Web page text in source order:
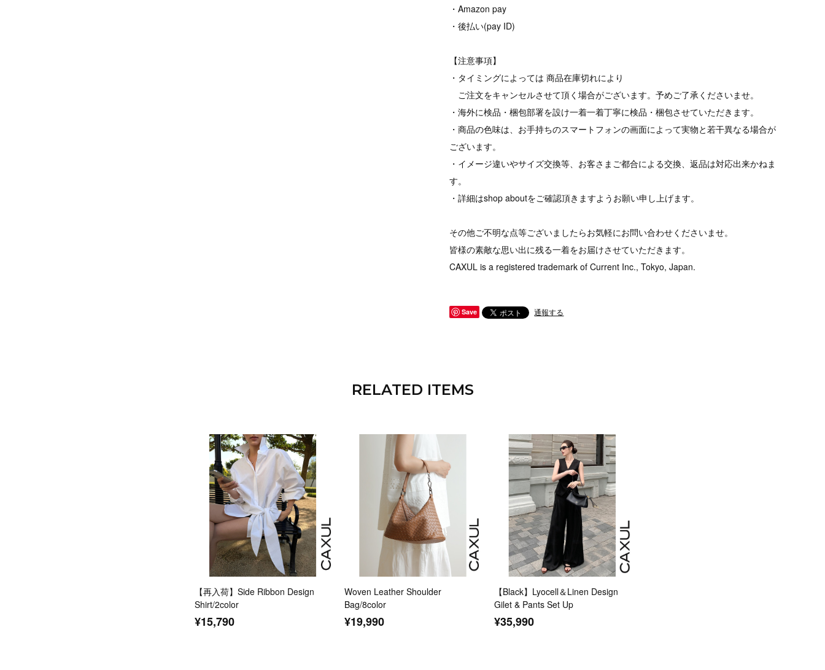
・Amazon pay
・後払い(pay ID)
【注意事項】
・タイミングによっては 商品在庫切れにより
ご注文をキャンセルさせて頂く場合がございます。予めご了承くださいませ。
・海外に検品・梱包部署を設け一着一着丁寧に検品・梱包させていただきます。
・商品の色味は、お手持ちのスマートフォンの画面によって実物と若干異なる場合が
ございます。
・イメージ違いやサイズ交換等、お客さまご都合による交換、返品は対応出来かねま
す。
・詳細はshop aboutをご確認頂きますようお願い申し上げます。
その他ご不明な点等ございましたらお気軽にお問い合わせくださいませ。
皆様の素敵な思い出に残る一着をお届けさせていただきます。
CAXUL is a registered trademark of Current Inc., Tokyo, Japan.
Save 通報する
RELATED ITEMS
【再入荷】Side Ribbon Design
Shirt/2color
¥15,790
Woven Leather Shoulder
Bag/8color
¥19,990
【Black】Lyocell＆Linen Design
Gilet & Pants Set Up
¥35,990